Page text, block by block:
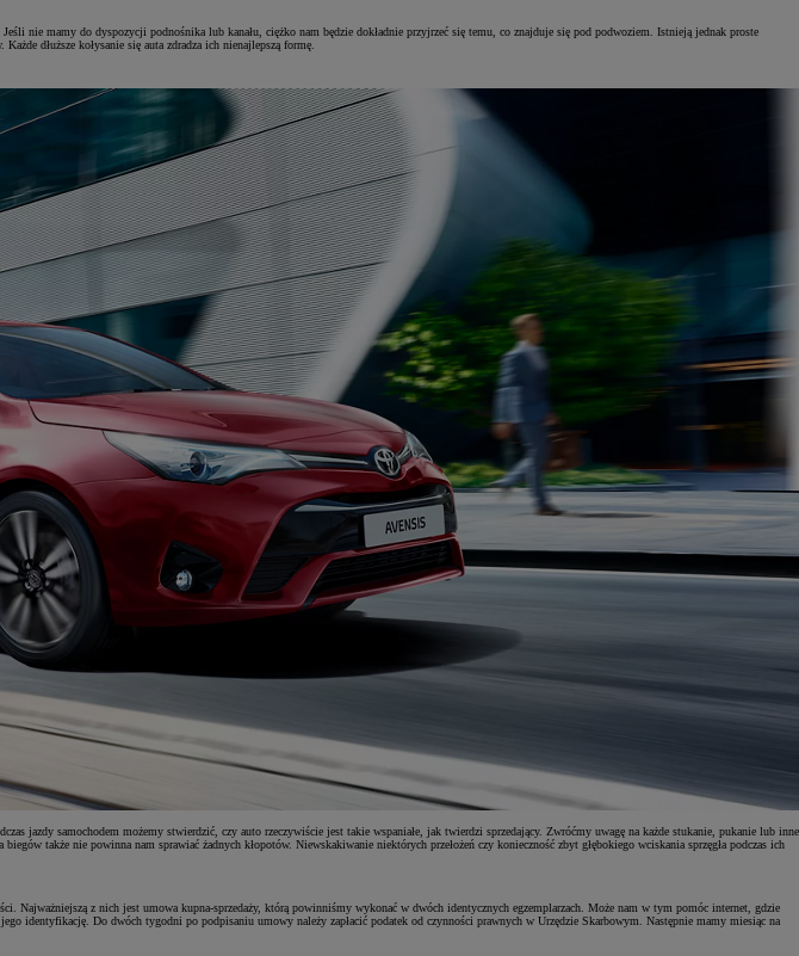
nie mamy do dyspozycji podnośnika lub kanału, ciężko nam będzie dokładnie przyjrzeć się temu, co znajduje się pod podwoziem. Istnieją jednak proste
dłuższe kołysanie się auta zdradza ich nienajlepszą formę.
jazdy samochodem możemy stwierdzić, czy auto rzeczywiście jest takie wspaniałe, jak twierdzi sprzedający. Zwróćmy uwagę na każde stukanie, pukanie lub inne
także nie powinna nam sprawiać żadnych kłopotów. Niewskakiwanie niektórych przełożeń czy konieczność zbyt głębokiego wciskania sprzęgła podczas ich
Najważniejszą z nich jest umowa kupna-sprzedaży, którą powinniśmy wykonać w dwóch identycznych egzemplarzach. Może nam w tym pomóc internet, gdzie
identyfikację. Do dwóch tygodni po podpisaniu umowy należy zapłacić podatek od czynności prawnych w Urzędzie Skarbowym. Następnie mamy miesiąc na